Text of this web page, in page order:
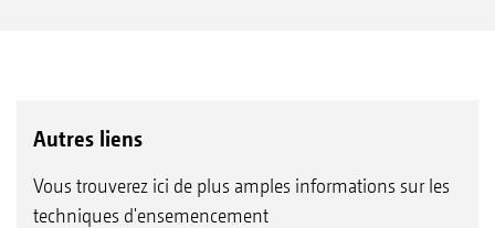
Autres liens
Vous trouverez ici de plus amples informations sur les
techniques d'ensemencement